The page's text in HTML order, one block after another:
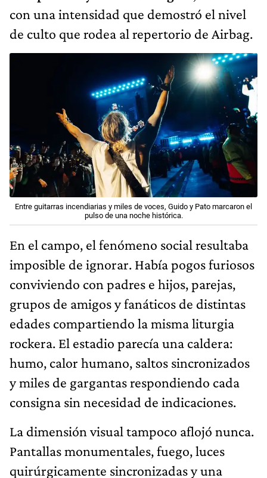
con una intensidad que demostró el nivel
de culto que rodea al repertorio de Airbag.
Entre guitarras incendiarias y miles de voces, Guido y Pato marcaron el
pulso de una noche histórica.
En el campo, el fenómeno social resultaba
imposible de ignorar. Había pogos furiosos
conviviendo con padres e hijos, parejas,
grupos de amigos y fanáticos de distintas
edades compartiendo la misma liturgia
rockera. El estadio parecía una caldera:
humo, calor humano, saltos sincronizados
y miles de gargantas respondiendo cada
consigna sin necesidad de indicaciones.
La dimensión visual tampoco aflojó nunca.
Pantallas monumentales, fuego, luces
quirúrgicamente sincronizadas y una